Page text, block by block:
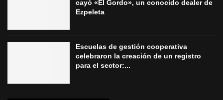
cayó «El Gordo», un conocido dealer de
Ezpeleta
Escuelas de gestión cooperativa
celebraron la creación de un registro
para el sector:...